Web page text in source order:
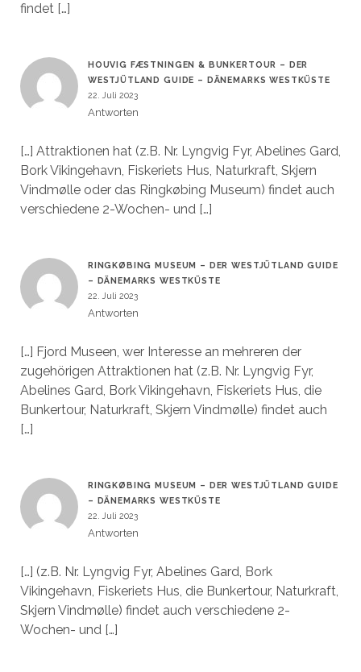
findet […]
HOUVIG FÆSTNINGEN & BUNKERTOUR – DER
WESTJÜTLAND GUIDE – DÄNEMARKS WESTKÜSTE
22. Juli 2023
Antworten
[…] Attraktionen hat (z.B. Nr. Lyngvig Fyr, Abelines Gard,
Bork Vikingehavn, Fiskeriets Hus, Naturkraft, Skjern
Vindmølle oder das Ringkøbing Museum) findet auch
verschiedene 2-Wochen- und […]
RINGKØBING MUSEUM – DER WESTJÜTLAND GUIDE
– DÄNEMARKS WESTKÜSTE
22. Juli 2023
Antworten
[…] Fjord Museen, wer Interesse an mehreren der
zugehörigen Attraktionen hat (z.B. Nr. Lyngvig Fyr,
Abelines Gard, Bork Vikingehavn, Fiskeriets Hus, die
Bunkertour, Naturkraft, Skjern Vindmølle) findet auch
[…]
RINGKØBING MUSEUM – DER WESTJÜTLAND GUIDE
– DÄNEMARKS WESTKÜSTE
22. Juli 2023
Antworten
[…] (z.B. Nr. Lyngvig Fyr, Abelines Gard, Bork
Vikingehavn, Fiskeriets Hus, die Bunkertour, Naturkraft,
Skjern Vindmølle) findet auch verschiedene 2-
Wochen- und […]